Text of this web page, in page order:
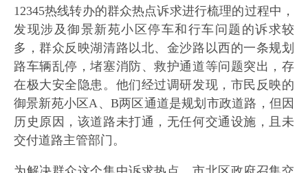
12345热线转办的群众热点诉求进行梳理的过程中，
发现涉及御景新苑小区停车和行车问题的诉求较
多，群众反映湖清路以北、金沙路以西的一条规划
路车辆乱停，堵塞消防、救护通道等问题突出，存
在极大安全隐患。他们经过调研发现，市民反映的
御景新苑小区A、B两区通道是规划市政道路，但因
历史原因，该道路未打通，无任何交通设施，且未
交付道路主管部门。